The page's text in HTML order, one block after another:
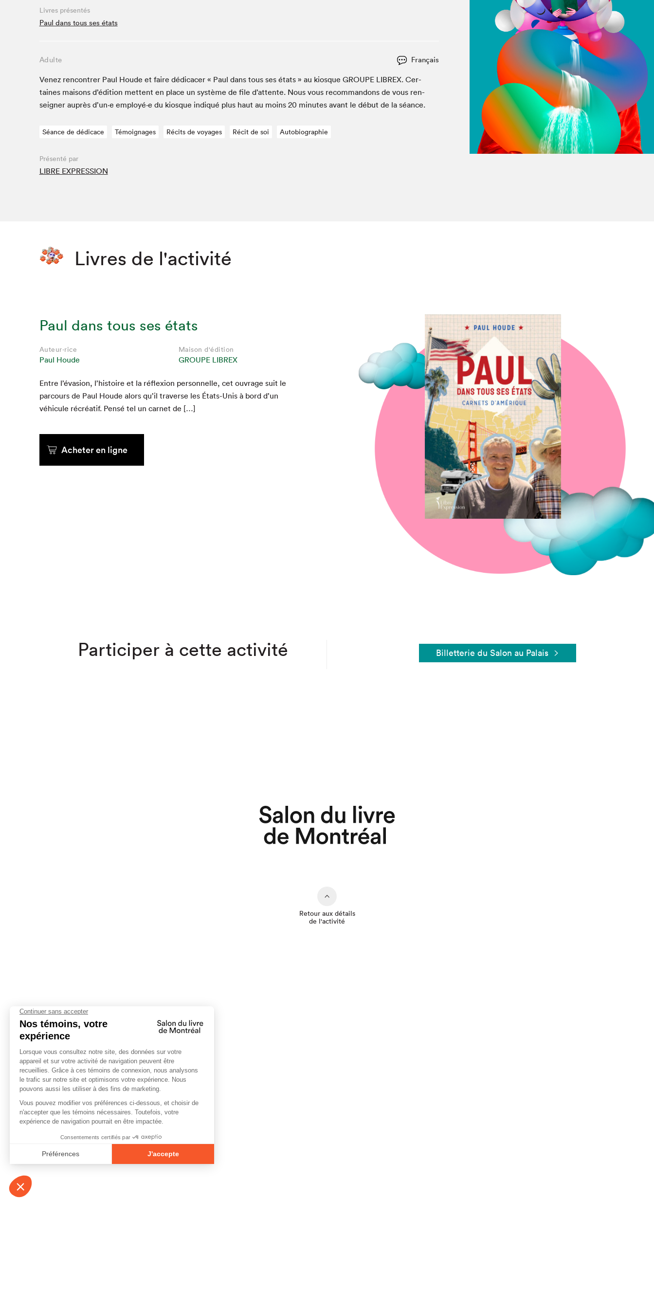
Café La Presse
Espace Côte-des-Neiges
La lecture en cadeau
Le grand jeu de lecture à voix haute du Salon du livre
de Montréal
Le Salon dans ta classe
Lettres québécoises au Salon
Liseur Public
Louisiane enracinée et branchée
Matinées scolaires Hydro-Québec
SLM PRO
Vitrine du Festival littéraire international Metropolis
Zone Manga
À propos du Salon
Liste des exposant·e·s
Liste des auteur·rice·s
Que cherchez-vous?
Fermer
Livres présentés
Paul dans tous ses états
Adulte Français
Venez ren­con­tr­er Paul Houde et faire dédi­cac­er « Paul dans tous ses états » au kiosque GROUPE LIBREX. Cer­
taines maisons d’édi­tion met­tent en place un sys­tème de file d’at­tente. Nous vous recom­man­dons de vous ren­
seign­er auprès d’un·e employé·e du kiosque indiqué plus haut au moins 20 min­utes avant le début de la séance.
Séance de dédicace Témoignages Récits de voyages Récit de soi Autobiographie
Présenté par
LIBRE EXPRESSION
Livres de l'activité
Paul dans tous ses états
Auteur·rice
Paul Houde
Maison d'édition
GROUPE LIBREX
Entre l’évasion, l’histoire et la réflex­ion per­son­nelle, cet ouvrage suit le
par­cours de Paul Houde alors qu’il tra­verse les États-Unis à bord d’un
véhicule récréatif. Pen­sé tel un car­net de […]
Acheter en ligne
Participer à cette activité Billetterie du Salon au Palais
Retour aux détails
de l'activité